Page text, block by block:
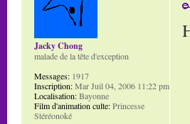
Jacky Chong
malade de la tête d'exception
Messages: 1917
Inscription:Mar Juil 04, 2006 11:22 pm
Localisation:Bayonne
Film d'animation culte:Princesse
Stéréonoké